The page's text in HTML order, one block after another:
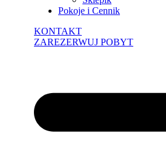
Pokoje i Cennik
KONTAKT
ZAREZERWUJ POBYT